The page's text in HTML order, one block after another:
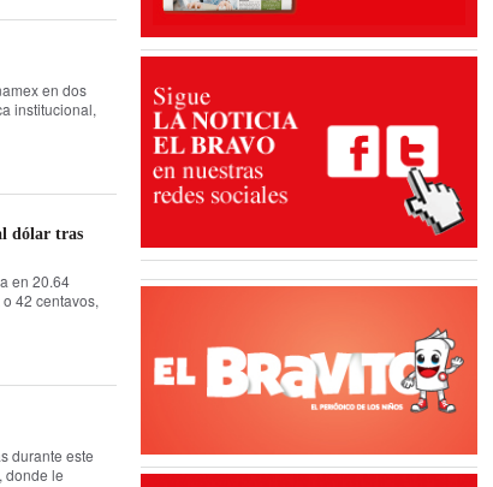
en dos
institucional,
dólar tras
en 20.64
42 centavos,
durante este
donde le